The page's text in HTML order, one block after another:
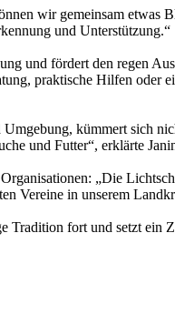
wir gemeinsam
und Unterstützung.“
und fördert den regen
praktische Hilfen
kümmert sich
und Futter“, erklärte
„Die
Vereine in unserem
fort und setzt